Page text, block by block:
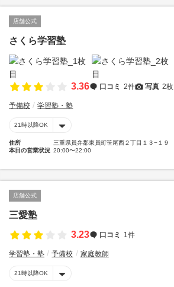
店舗公式
さくら学習塾
3.36 口コミ 2件 写真 2枚
予備校 学習塾・塾
21時以降OK
住所
三重県員弁郡東員町笹尾西２丁目１３−１９
本日の営業状況 20:00〜22:00
店舗公式
三愛塾
3.23
口コミ 1件
学習塾・塾 予備校 家庭教師
21時以降OK